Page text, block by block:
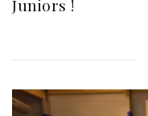
Juniors !